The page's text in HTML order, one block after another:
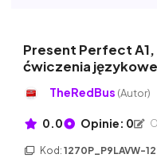
Present Perfect A1,
ćwiczenia językowe
TheRedBus (Autor)
0.0 Opinie: 0
Kod: 1270P_P9LAVW-